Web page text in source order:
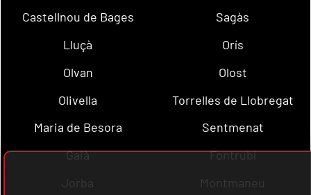
Castellnou de Bages
Sagàs
Lluçà
Orís
Olvan
Olost
Olivella
Torrelles de Llobregat
Maria de Besora
Sentmenat
Gaià
Fontrubí
Jorba
Montmaneu